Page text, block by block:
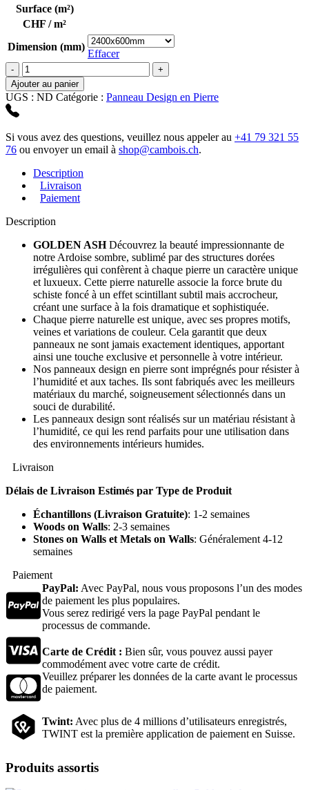
Surface (m²)
CHF / m²
Dimension (mm)
Effacer
quantité
de
Golden
Ash
Ajouter au panier
UGS : ND Catégorie : Panneau Design en Pierre
Si vous avez des questions, veuillez nous appeler au +41 79 321 55
76 ou envoyer un email à shop@cambois.ch.
Description
Livraison
Paiement
Description
GOLDEN ASHDécouvrez la beauté impressionnante de
notre Ardoise sombre, sublimé par des structures dorées
irrégulières qui confèrent à chaque pierre un caractère unique
et luxueux. Cette pierre naturelle associe la force brute du
schiste foncé à un effet scintillant subtil mais accrocheur,
créant une surface à la fois dramatique et sophistiquée.
Chaque pierre naturelle est unique, avec ses propres motifs,
veines et variations de couleur. Cela garantit que deux
panneaux ne sont jamais exactement identiques, apportant
ainsi une touche exclusive et personnelle à votre intérieur.
Nos panneaux design en pierre sont imprégnés pour résister à
l’humidité et aux taches. Ils sont fabriqués avec les meilleurs
matériaux du marché, soigneusement sélectionnés dans un
souci de durabilité.
Les panneaux design sont réalisés sur un matériau résistant à
l’humidité, ce qui les rend parfaits pour une utilisation dans
des environnements intérieurs humides.
Livraison
Délais de Livraison Estimés par Type de Produit
Échantillons (Livraison Gratuite): 1-2 semaines
Woods on Walls: 2-3 semaines
Stones on Walls et Metals on Walls: Généralement 4-12
semaines
Paiement
PayPal: Avec PayPal, nous vous proposons l’un des modes
de paiement les plus populaires.
Vous serez redirigé vers la page PayPal pendant le
processus de commande.
Carte de Crédit : Bien sûr, vous pouvez aussi payer
commodément avec votre carte de crédit.
Veuillez préparer les données de la carte avant le processus
de paiement.
Twint: Avec plus de 4 millions d’utilisateurs enregistrés,
TWINT est la première application de paiement en Suisse.
Produits assortis